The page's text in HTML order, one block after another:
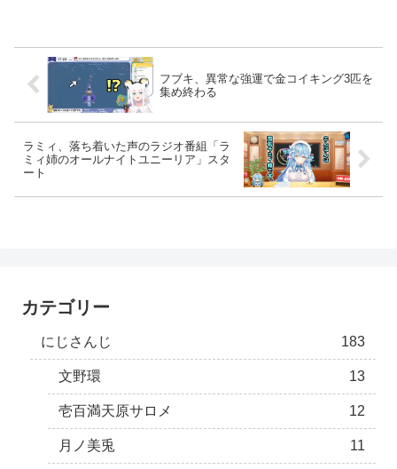
フブキ、異常な強運で金コイキング3匹を
集め終わる
ラミィ、落ち着いた声のラジオ番組「ラ
ミィ姉のオールナイトユニーリア」スタ
ート
カテゴリー
にじさんじ 183
文野環 13
壱百満天原サロメ 12
月ノ美兎 11